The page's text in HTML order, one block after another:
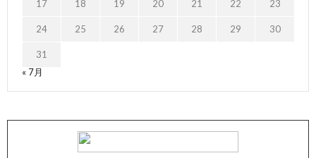
17 18 19 20 21 22 23
24 25 26 27 28 29 30
31
« 7月